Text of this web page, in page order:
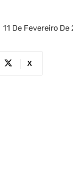
11 De Fevereiro De
X